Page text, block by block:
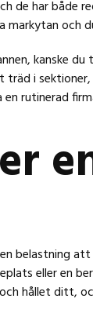
de har både
markytan och
kanske
i
rutinerad
belastning
eller en
hållet ditt,